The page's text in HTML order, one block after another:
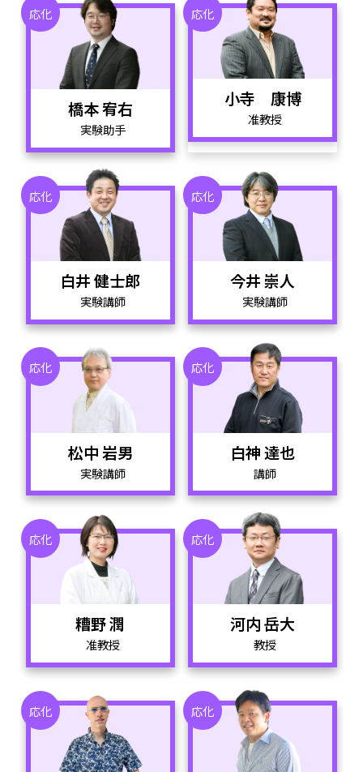
応化
橋本 宥右
実験助手
応化
小寺 康博
准教授
応化
白井 健士郎
実験講師
応化
今井 崇人
実験講師
応化
松中 岩男
実験講師
応化
白神 達也
講師
応化
糟野 潤
准教授
応化
河内 岳大
教授
応化 応化